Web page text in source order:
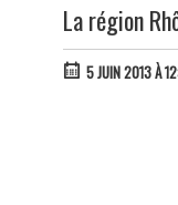
La région
5 JUIN 2013 À